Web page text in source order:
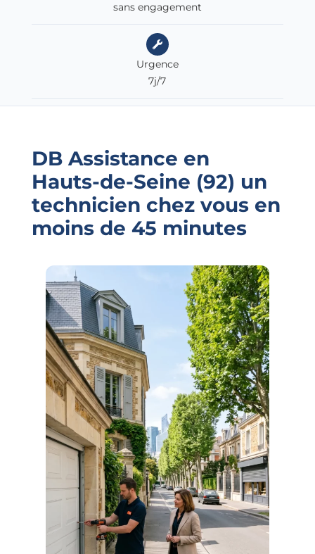
sans engagement
Urgence
7j/7
DB Assistance en
Hauts-de-Seine (92) un
technicien chez vous en
moins de 45 minutes